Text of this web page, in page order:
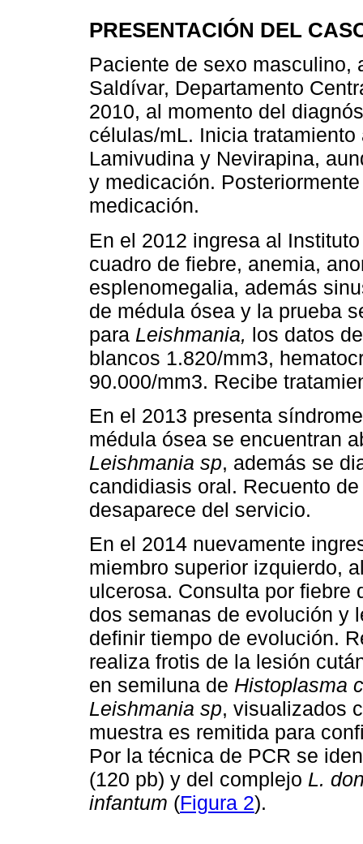
PRESENTACIÓN DEL
Paciente de sexo masculino,
Saldívar, Departamento
2010, al momento del
células/mL. Inicia
Lamivudina y Nevirapina,
y medicación.
medicación.
En el 2012 ingresa al
cuadro de fiebre, anemia,
esplenomegalia, además
de médula ósea y la prueba
para Leishmania, los datos
blancos 1.820/mm3,
90.000/mm3. Recibe
En el 2013 presenta
médula ósea se encuentran
Leishmania sp, además se
candidiasis oral. Recuento
desaparece del servicio.
En el 2014 nuevamente
miembro superior izquierdo,
ulcerosa. Consulta por fiebre
dos semanas de evolución y
definir tiempo de evolución.
realiza frotis de la lesión
en semiluna de Histoplasma
Leishmania sp, visualizados
muestra es remitida para
Por la técnica de PCR se
(120 pb) y del complejo L.
infantum (Figura 2).